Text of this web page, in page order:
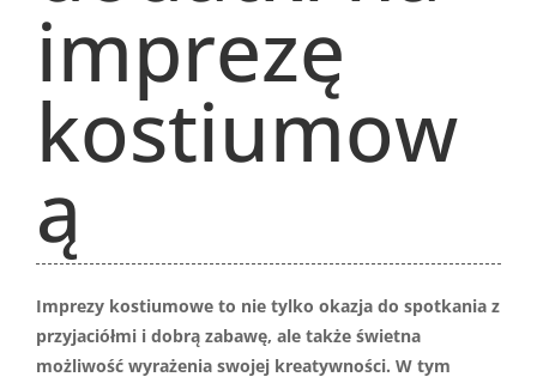
imprezę
kostiumow
ą
Imprezy kostiumowe to nie tylko okazja do spotkania z
przyjaciółmi i dobrą zabawę, ale także świetna
możliwość wyrażenia swojej kreatywności. W tym